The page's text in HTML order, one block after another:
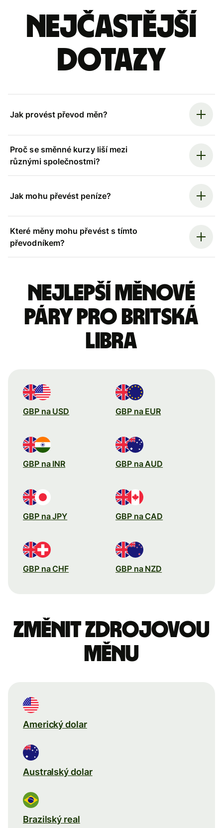
Nejčastější
dotazy
Jak provést převod měn?
Proč se směnné kurzy liší mezi
různými společnostmi?
Jak mohu převést peníze?
Které měny mohu převést s tímto
převodníkem?
Nejlepší měnové
páry pro britská
libra
GBP na USD GBP na EUR
GBP na INR GBP na AUD
GBP na JPY GBP na CAD
GBP na CHF GBP na NZD
Změnit zdrojovou
měnu
Americký dolar
Australský dolar
Brazilský real